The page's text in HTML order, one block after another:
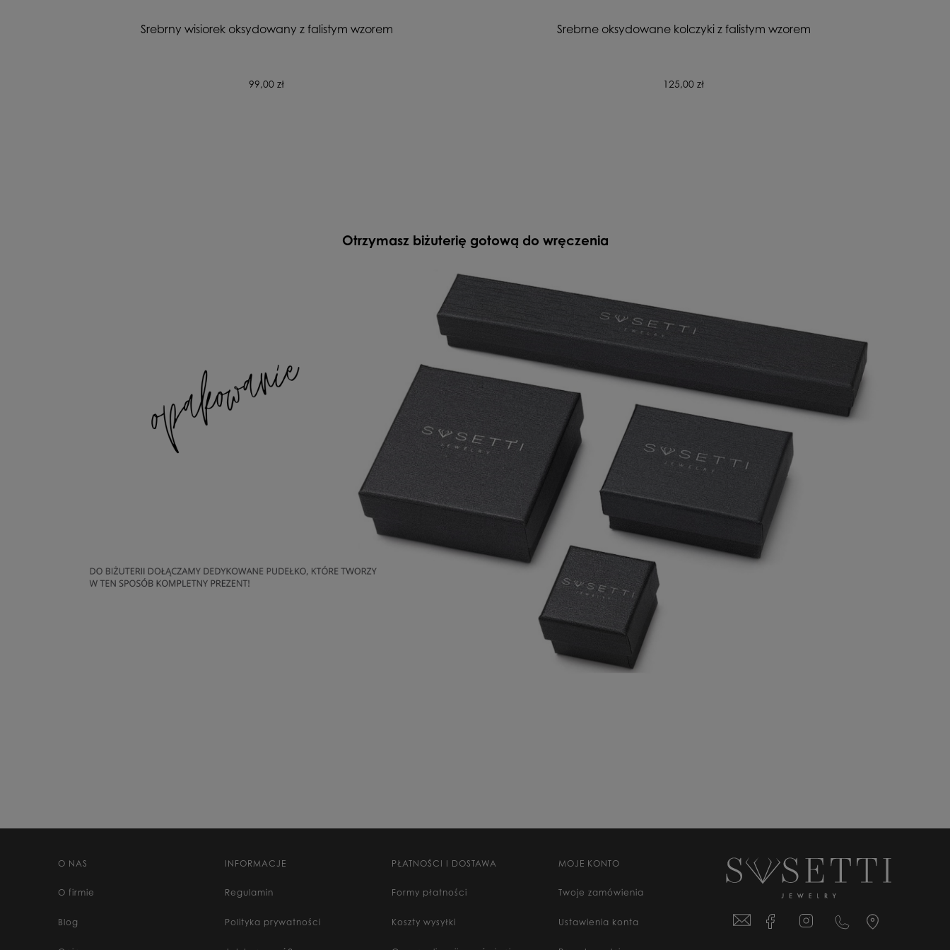
Srebrny wisiorek oksydowany z falistym wzorem
99,00 zł
Srebrne oksydowane kolczyki z falistym wzorem
125,00 zł
Otrzymasz biżuterię gotową do wręczenia
O NAS
O firmie
Blog
INFORMACJE
Regulamin
Polityka prywatności
PŁATNOŚCI I DOSTAWA
Formy płatności
Koszty wysyłki
MOJE KONTO
Twoje zamówienia
Ustawienia konta